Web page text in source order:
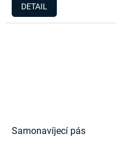
DETAIL
Samonavíjecí pás